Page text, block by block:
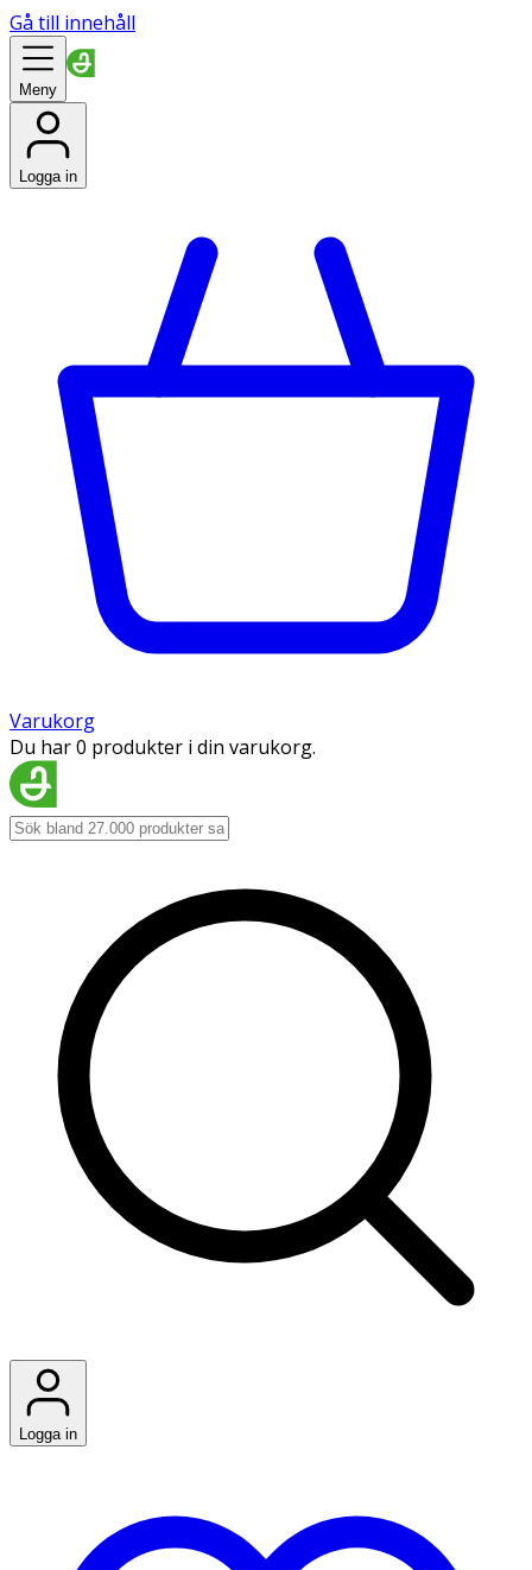
Gå till innehåll
Meny
Logga in
Varukorg
Du har 0 produkter i din varukorg.
Logga in